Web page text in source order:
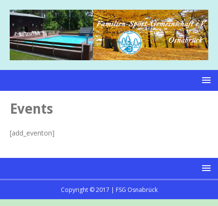
Events
[add_eventon]
Copyright © 2017 | FSG Osnabrück